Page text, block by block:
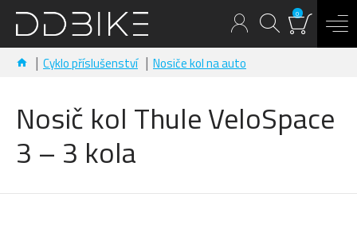
0
Cyklo příslušenství Nosiče kol na auto
Nosič kol Thule VeloSpace
3 – 3 kola